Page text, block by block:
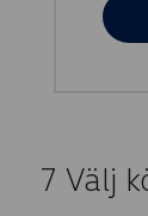
7 Välj